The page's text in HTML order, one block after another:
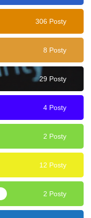
306 Posty
8 Posty
29 Posty
4 Posty
2 Posty
12 Posty
2 Posty